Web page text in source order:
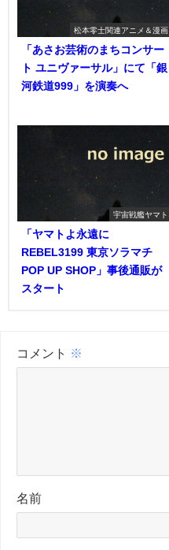
松本零士関連アニメ＆漫画
「あさお芸術のまちコンサー
ト ユニヴァーサル」にて「銀
河鉄道999」を演奏へ
宇宙戦艦ヤマト
「ヤマトよ永遠に
REBEL3199 東京ソラマチ
POP UP SHOP」事後通販が
スタート
コメント ※
名前